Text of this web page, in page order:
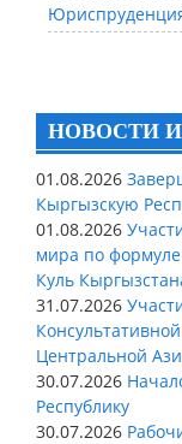
НОВОСТИ ИЗ
01.08.2026
Кыргызскую
01.08.2026
мира по формуле
Куль
31.07.2026
Центральной
30.07.2026
Республику
30.07.2026